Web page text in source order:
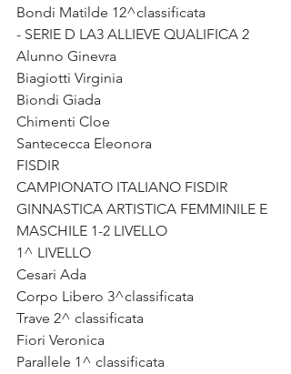
Bondi Matilde 12^classificata
- SERIE D LA3 ALLIEVE QUALIFICA 2
Alunno Ginevra
Biagiotti Virginia
Biondi Giada
Chimenti Cloe
Santececca Eleonora
FISDIR
CAMPIONATO ITALIANO FISDIR
GINNASTICA ARTISTICA FEMMINILE E
MASCHILE 1-2 LIVELLO
1^ LIVELLO
Cesari Ada
Corpo Libero 3^classificata
Trave 2^ classificata
Fiori Veronica
Parallele 1^ classificata